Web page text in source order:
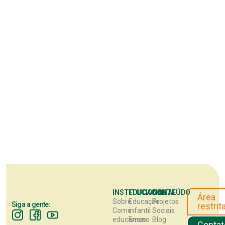
Siga a gente:
INSTITUCIONAL
Sobre
Como
educamos
EDUCACIONAL
Educação
infantil
Ensino
CONTEÚDO
Blog
Projetos
Sociais
Área